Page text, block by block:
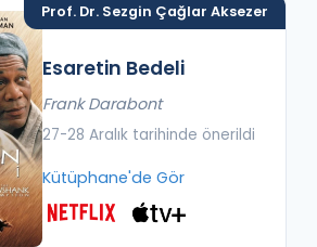
Prof. Dr. Sezgin Çağlar Aksezer
Esaretin Bedeli
Frank Darabont
27-28 Aralık tarihinde önerildi
Kütüphane'de Gör